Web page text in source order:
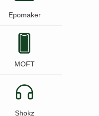
Epomaker
MOFT
Shokz